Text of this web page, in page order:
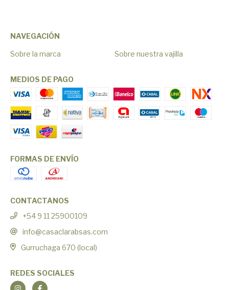
NAVEGACIÓN
Sobre la marca Sobre nuestra vajilla
MEDIOS DE PAGO
FORMAS DE ENVÍO
CONTACTANOS
+54 9 11 25900109
info@casaclarabsas.com
Gurruchaga 670 (local)
REDES SOCIALES